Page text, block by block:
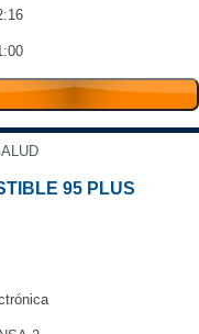
95 PLUS